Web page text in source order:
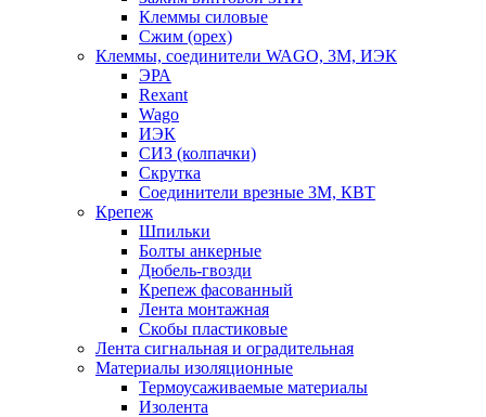
Клеммы силовые
Сжим (орех)
Клеммы, соединители WAGO, 3M, ИЭК
ЭРА
Rexant
Wago
ИЭК
СИЗ (колпачки)
Скрутка
Соединители врезные 3M, КВТ
Крепеж
Шпильки
Болты анкерные
Дюбель-гвозди
Крепеж фасованный
Лента монтажная
Скобы пластиковые
Лента сигнальная и оградительная
Материалы изоляционные
Термоусаживаемые матeриалы
Изолента